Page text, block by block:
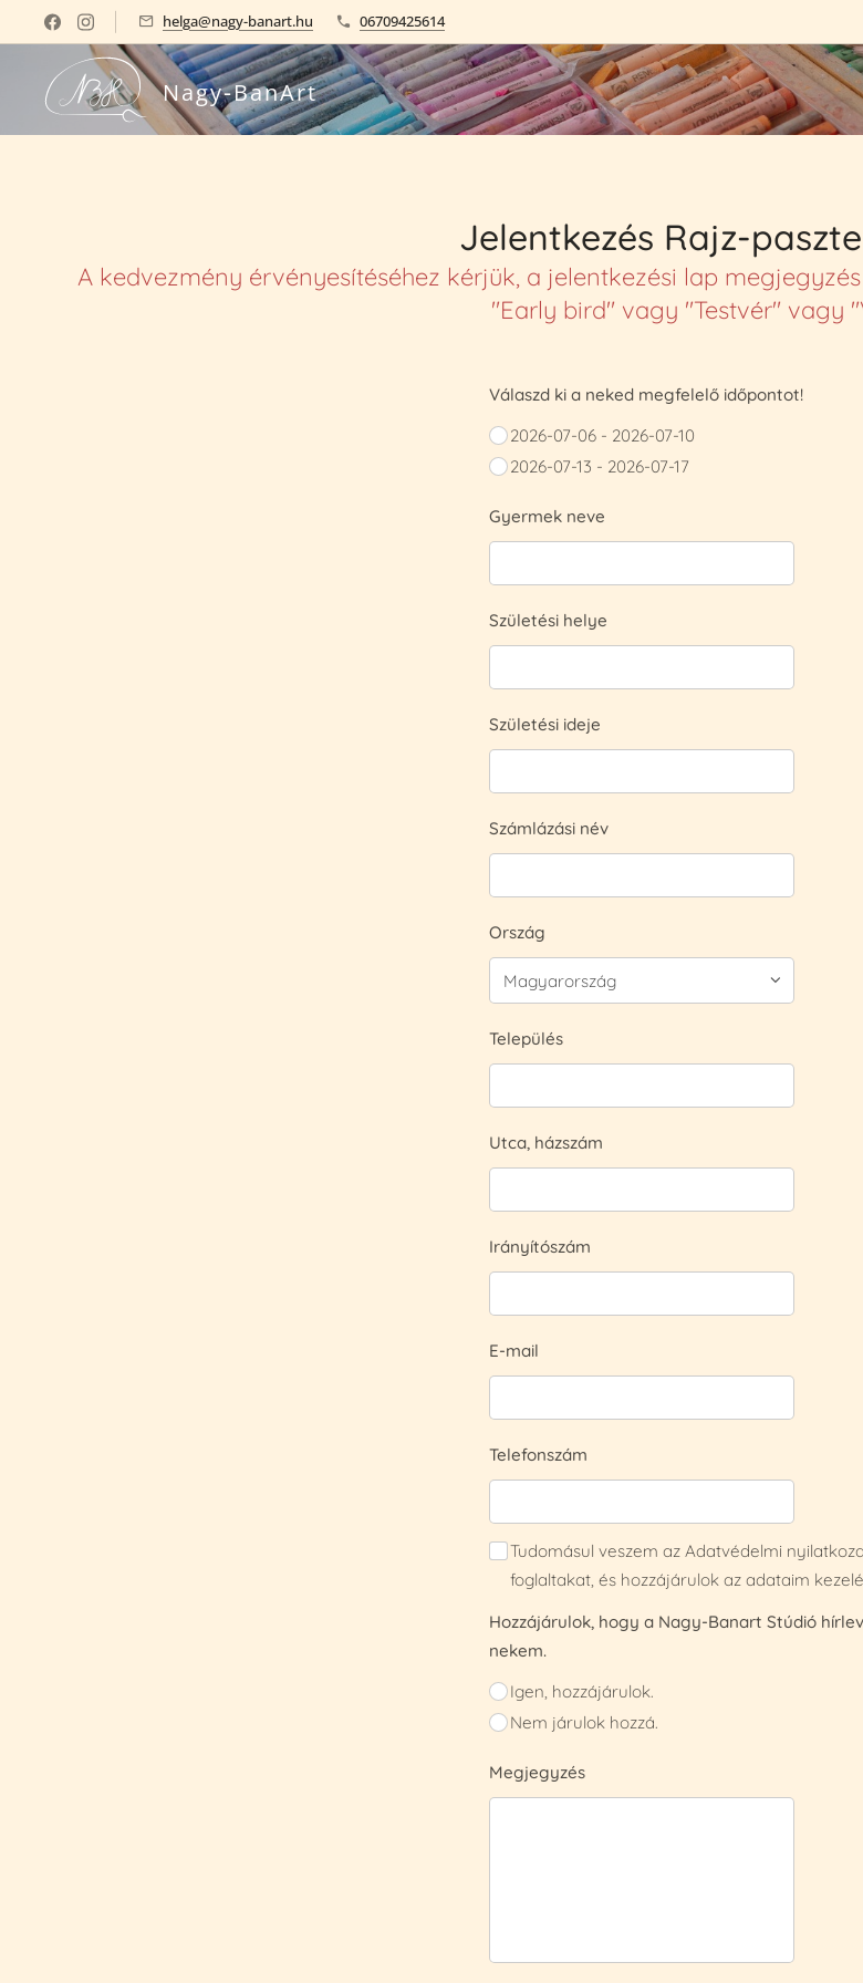
helga@nagy-banart.hu 06709425614
Nagy-BanArt
Jelentkezés Rajz-
A kedvezmény érvényesítéséhez kérjük, a jelentkezési lap
"Early bird" vagy "Testvér" vagy
Válaszd ki a neked megfelelő időpontot!
2026-07-06 - 2026-07-10
2026-07-13 - 2026-07-17
Gyermek neve
Születési helye
Születési ideje
Számlázási név
Ország
Település
Utca, házszám
Irányítószám
E-mail
Telefonszám
Tudomásul veszem az Adatvédelmi
foglaltakat, és hozzájárulok az adataim
Hozzájárulok, hogy a Nagy-Banart Stúdió
nekem.
Igen, hozzájárulok.
Nem járulok hozzá.
Megjegyzés